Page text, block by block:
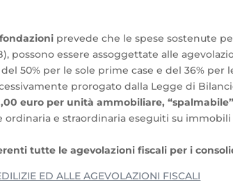
prevede che le spese sostenute
possono essere assoggettate alle
50% per le sole prime case e del 36%
prorogato dalla Legge di Bilancio
euro per unità ammobiliare,
e straordinaria eseguiti su immobili
tutte le agevolazioni fiscali per i
ED ALLE AGEVOLAZIONI FISCALI